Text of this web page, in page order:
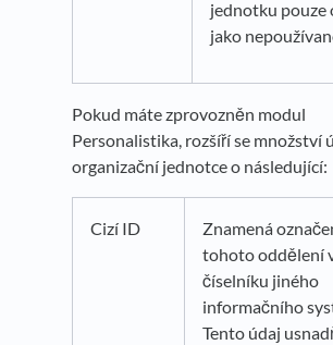
jednotku pouze
jako
Pokud máte zprovozněn modul
Personalistika, rozšíří se množství
organizační jednotce o následující:
Cizí ID
Znamená
tohoto oddělení
číselníku jiného
informačního
Tento údaj